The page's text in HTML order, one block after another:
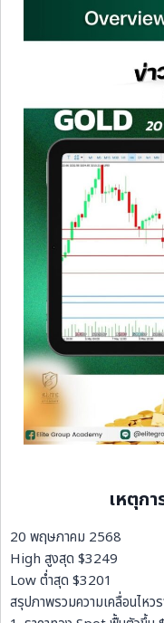
เหตุก
20 พฤษภาคม 2568
High สูงสุด $3249
Low ต่ำสุด $3201
สรุปภาพรวมความเคลื่อนไหว